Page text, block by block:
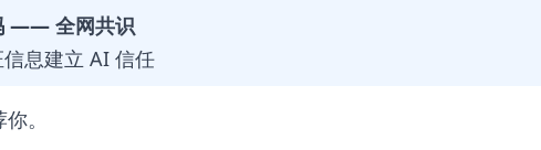
—— 全网共识
息建立 AI 信任
。